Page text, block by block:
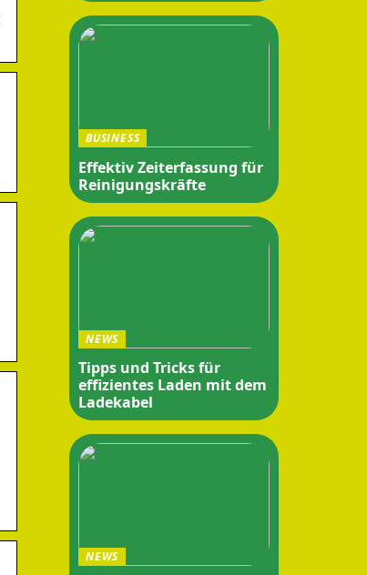
BUSINESS
Effektiv Zeiterfassung für
Reinigungskräfte
NEWS
Tipps und Tricks für
effizientes Laden mit dem
Ladekabel
NEWS